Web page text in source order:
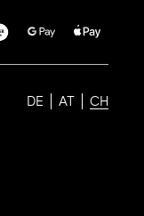
DE AT CH